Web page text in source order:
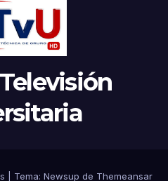
Tema: Newsup de Themeansar